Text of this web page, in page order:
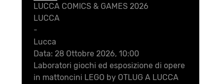
LUCCA COMICS & GAMES 2026
LUCCA
-
Lucca
Data: 28 Ottobre 2026, 10:00
Laboratori giochi ed esposizione di opere
in mattoncini LEGO by OTLUG A LUCCA